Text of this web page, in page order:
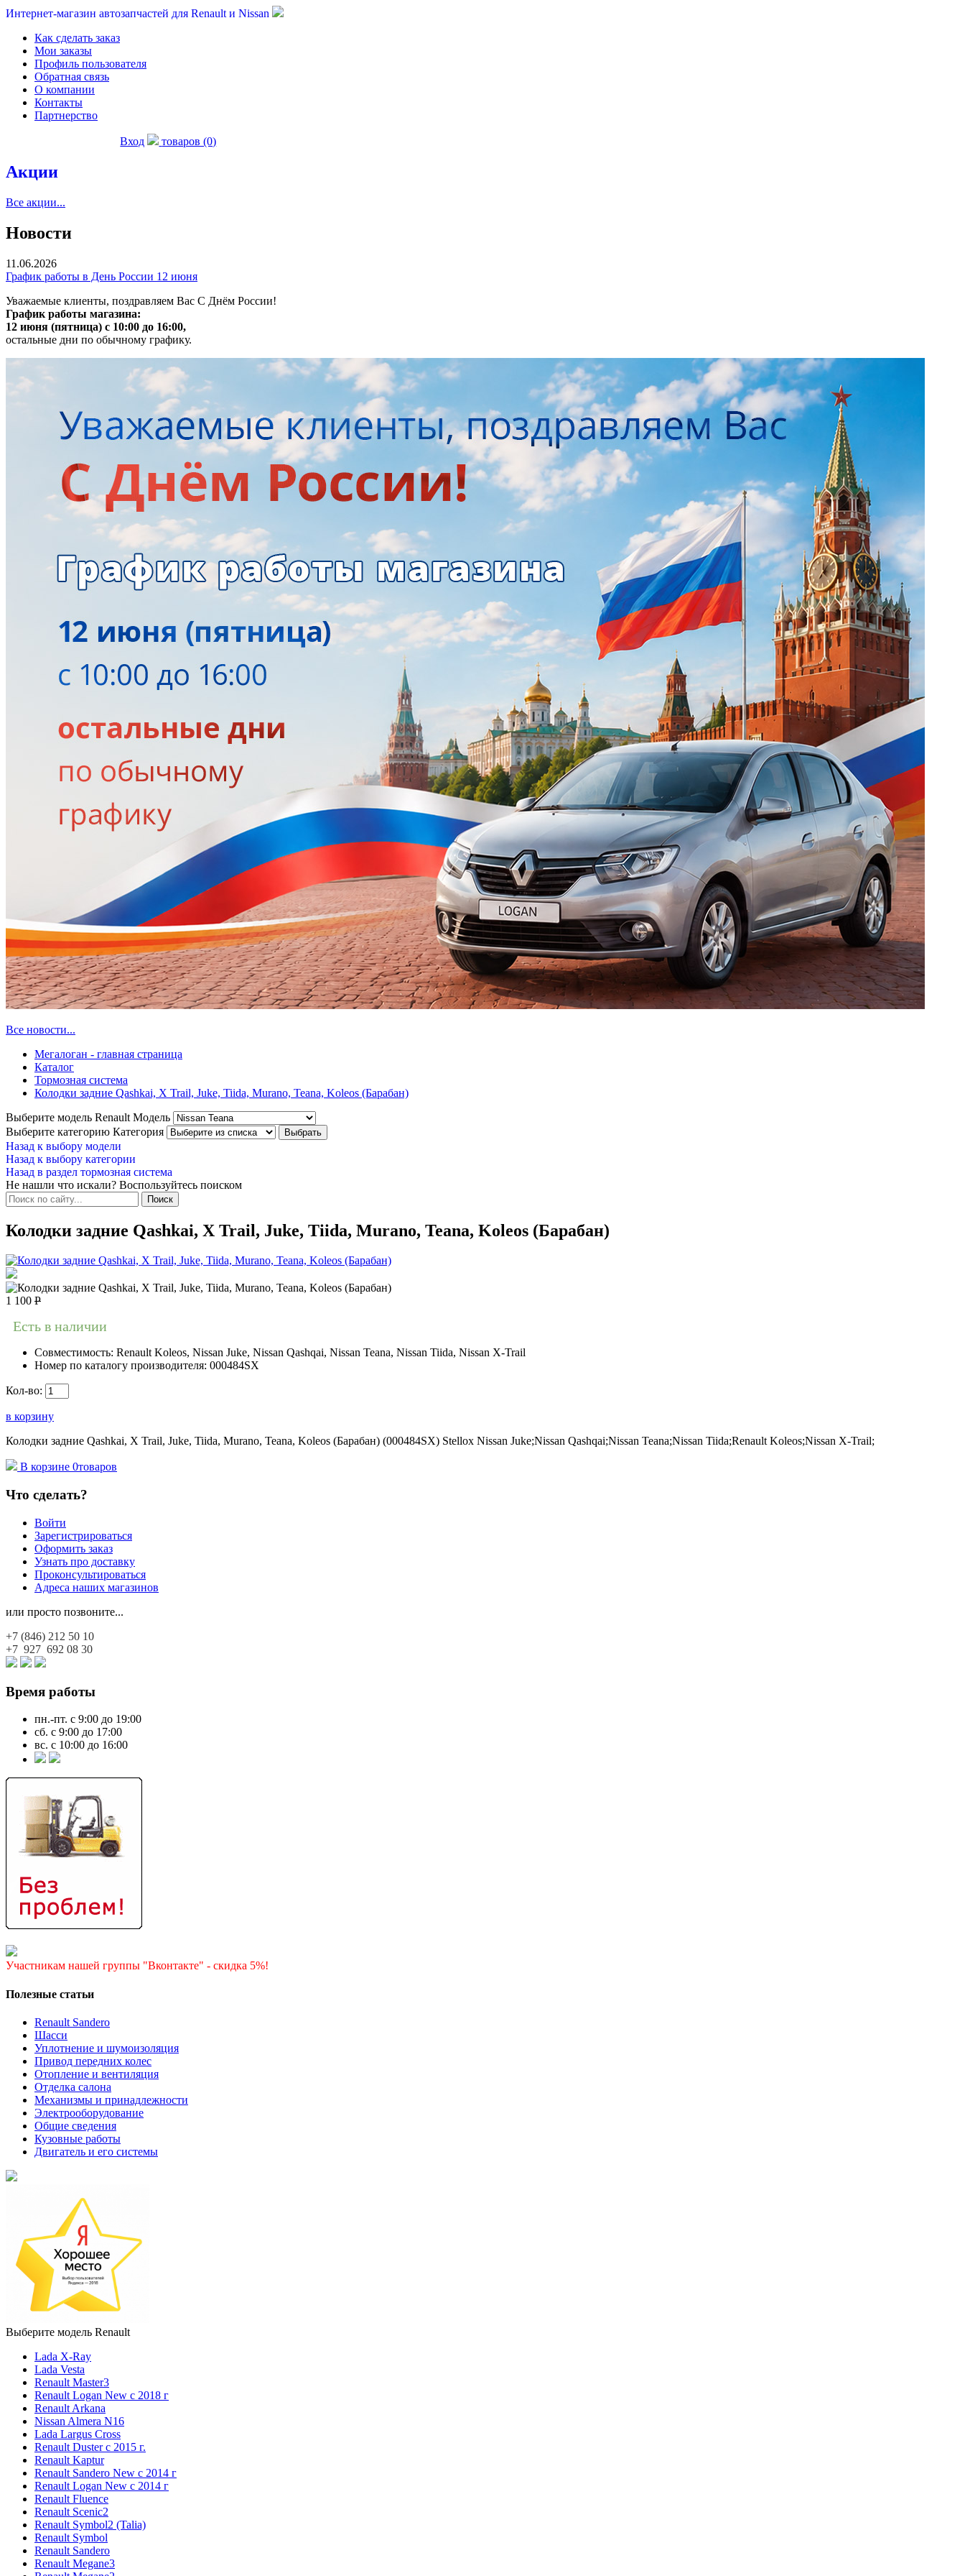
Интернет-магазин автозапчастей для Renault и Nissan
Как сделать заказ
Мои заказы
Профиль пользователя
Обратная связь
О компании
Контакты
Партнерство
Вход товаров (0)
Акции
Все акции...
Новости
11.06.2026
График работы в День России 12 июня
Уважаемые клиенты, поздравляем Вас С Днём России!
График работы магазина:
12 июня (пятница) с 10:00 до 16:00,
остальные дни по обычному графику.
Все новости...
Мегалоган - главная страница
Каталог
Тормозная система
Колодки задние Qashkai, X Trail, Juke, Tiida, Murano, Teana, Koleos (Барабан)
Выберите модель Renault Модель
Выберите категорию Категория
Назад к выбору модели
Назад к выбору категории
Назад в раздел тормозная система
Не нашли что искали? Воспользуйтесь поиском
Колодки задние Qashkai, X Trail, Juke, Tiida, Murano, Teana, Koleos (Барабан)
1 100 Р
Есть в наличии
Совместимость: Renault Koleos, Nissan Juke, Nissan Qashqai, Nissan Teana, Nissan Tiida, Nissan X-Trail
Номер по каталогу производителя: 000484SX
Кол-во:
в корзину
Колодки задние Qashkai, X Trail, Juke, Tiida, Murano, Teana, Koleos (Барабан) (000484SX) Stellox Nissan Juke;Nissan Qashqai;Nissan Teana;Nissan Tiida;Renault Koleos;Nissan X-Trail;
В корзине 0товаров
Что сделать?
Войти
Зарегистрироваться
Оформить заказ
Узнать про доставку
Проконсультироваться
Адреса наших магазинов
или просто позвоните...
+7 (846) 212 50 10
+7 927 692 08 30
Время работы
пн.-пт. с 9:00 до 19:00
сб. с 9:00 до 17:00
вс. с 10:00 до 16:00
Участникам нашей группы "Вконтакте" - скидка 5%!
Полезные статьи
Renault Sandero
Шасси
Уплотнение и шумоизоляция
Привод передних колес
Отопление и вентиляция
Отделка салона
Механизмы и принадлежности
Электрооборудование
Общие сведения
Кузовные работы
Двигатель и его системы
Выберите модель Renault
Lada X-Ray
Lada Vesta
Renault Master3
Renault Logan New с 2018 г
Renault Arkana
Nissan Almera N16
Lada Largus Cross
Renault Duster с 2015 г.
Renault Kaptur
Renault Sandero New с 2014 г
Renault Logan New с 2014 г
Renault Fluence
Renault Scenic2
Renault Symbol2 (Talia)
Renault Symbol
Renault Sandero
Renault Megane3